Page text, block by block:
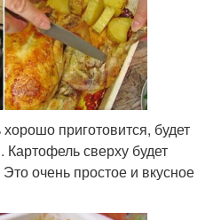
приготовится, будет
Картофель сверху будет
очень простое и вкусное